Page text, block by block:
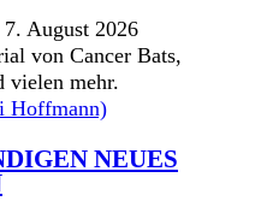
7. August 2026
von Cancer Bats,
vielen mehr.
NEUES